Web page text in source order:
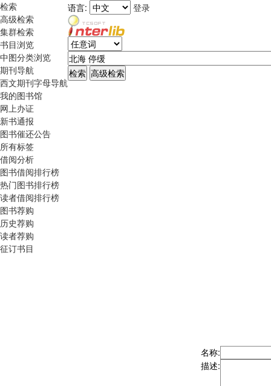
检索
高级检索
集群检索
书目浏览
中图分类浏览
期刊导航
西文期刊字母导航
我的图书馆
网上办证
新书通报
图书催还公告
所有标签
借阅分析
图书借阅排行榜
热门图书排行榜
读者借阅排行榜
图书荐购
历史荐购
读者荐购
征订书目
语言: 登录
名称:
描述: